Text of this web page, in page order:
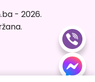
- 2026.